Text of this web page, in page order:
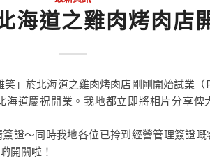
海道之雞肉烤肉店
」於北海道之雞肉烤肉店剛剛開始試業（
海道慶祝開業。我地都立即將相片分享俾
證～同時我地各位已拎到經營管理簽證嘅
開關啦！